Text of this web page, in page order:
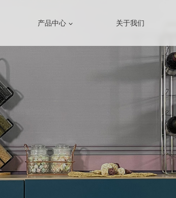
产品中心 关于我们